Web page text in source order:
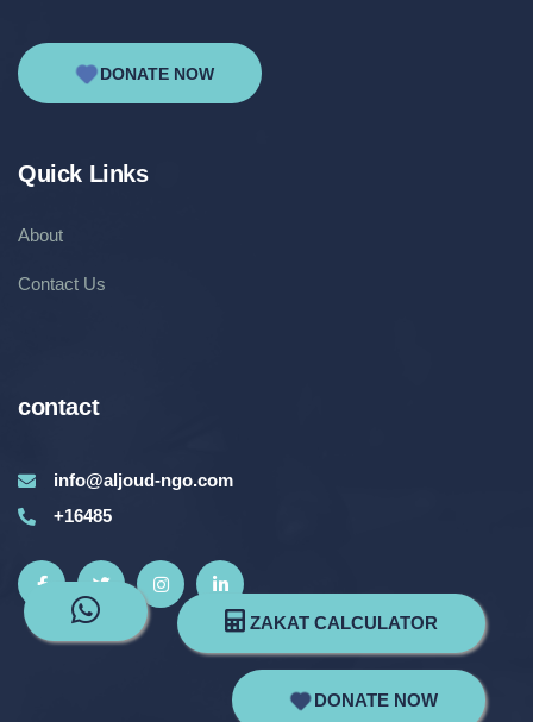
DONATE NOW
Quick Links
About
Contact Us
contact
info@aljoud-ngo.com
+16485
DONATE NOW
ZAKAT CALCULATOR